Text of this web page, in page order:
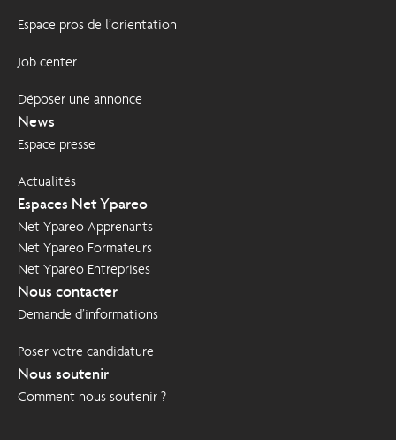
Espace pros de l’orientation
Job center
Déposer une annonce
News
Espace presse
Actualités
Espaces Net Ypareo
Net Ypareo Apprenants
Net Ypareo Formateurs
Net Ypareo Entreprises
Nous contacter
Demande d’informations
Poser votre candidature
Nous soutenir
Comment nous soutenir ?